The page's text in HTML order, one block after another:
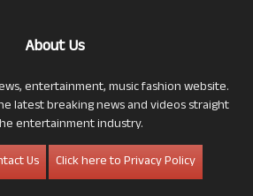
About Us
entertainment, music fashion website.
latest breaking news and videos straight
entertainment industry.
Us
Click here to Privacy Policy